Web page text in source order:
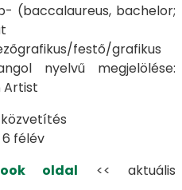
(baccalaureus, bachelor;
festő/grafikus
nyelvű megjelölése:
Artist
6 félév
oldal << aktuális